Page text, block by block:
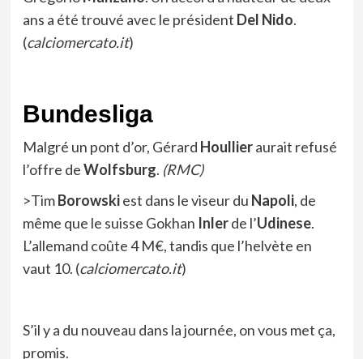
ans a été trouvé avec le président Del Nido.
(calciomercato.it)
Bundesliga
Malgré un pont d’or, Gérard Houllieraurait refusé
l’offre deWolfsburg. (RMC)
>TimBorowskiest dans le viseur du Napoli, de
même que le suisse Gokhan Inlerde l’Udinese.
L’allemand coûte 4 M€, tandis que l’helvète en
vaut 10. (calciomercato.it)
S’il y a du nouveau dans la journée, on vous met ça,
promis.